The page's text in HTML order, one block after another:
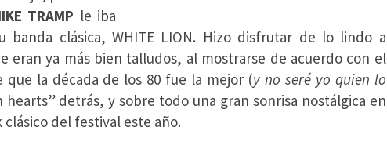
TRAMP le iba
banda clásica, WHITE LION. Hizo disfrutar de lo lindo a
eran ya más bien talludos, al mostrarse de acuerdo con el
la década de los 80 fue la mejor (y no seré yo quien lo
hearts” detrás, y sobre todo una gran sonrisa nostálgica en
del festival este año.